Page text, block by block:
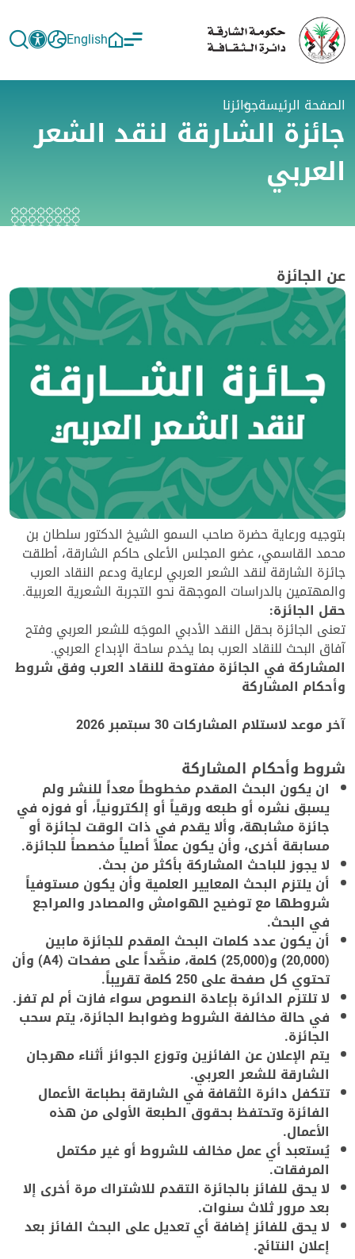
English
الصفحة الرئيسةجوائزنا
جائزة الشارقة لنقد الشعر
العربي
عن الجائزة
بتوجيه ورعاية حضرة صاحب السمو الشيخ الدكتور سلطان بن
محمد القاسمي، عضو المجلس الأعلى حاكم الشارقة، أطلقت
جائزة الشارقة لنقد الشعر العربي لرعاية ودعم النقاد العرب
والمهتمين بالدراسات الموجهة نحو التجربة الشعرية العربية.
حقل الجائزة:
تعنى الجائزة بحقل النقد الأدبي الموجَه للشعر العربي وفتح
آفاق البحث للنقاد العرب بما يخدم ساحة الإبداع العربي.
المشاركة في الجائزة مفتوحة للنقاد العرب وفق شروط
وأحكام المشاركة
آخر موعد لاستلام المشاركات 30 سبتمبر 2026
شروط وأحكام المشاركة
ان يكون البحث المقدم مخطوطاً معداً للنشر ولم
يسبق نشره أو طبعه ورقياً أو إلكترونياً، أو فوزه في
جائزة مشابهة، وألا يقدم في ذات الوقت لجائزة أو
مسابقة أخرى، وأن يكون عملاً أصلياً مخصصاً للجائزة.
لا يجوز للباحث المشاركة بأكثر من بحث.
أن يلتزم البحث المعايير العلمية وأن يكون مستوفياً
شروطها مع توضيح الهوامش والمصادر والمراجع
في البحث.
أن يكون عدد كلمات البحث المقدم للجائزة مابين
(20,000) و(25,000) كلمة، منضَّداً على صفحات (A4) وأن
تحتوي كل صفحة على 250 كلمة تقريباً.
لا تلتزم الدائرة بإعادة النصوص سواء فازت أم لم تفز.
في حالة مخالفة الشروط وضوابط الجائزة، يتم سحب
الجائزة.
يتم الإعلان عن الفائزين وتوزع الجوائز أثناء مهرجان
الشارقة للشعر العربي.
تتكفل دائرة الثقافة في الشارقة بطباعة الأعمال
الفائزة وتحتفظ بحقوق الطبعة الأولى من هذه
الأعمال.
يُستعبد أي عمل مخالف للشروط أو غير مكتمل
المرفقات.
لا يحق للفائز بالجائزة التقدم للاشتراك مرة أخرى إلا
بعد مرور ثلاث سنوات.
لا يحق للفائز إضافة أي تعديل على البحث الفائز بعد
إعلان النتائج.